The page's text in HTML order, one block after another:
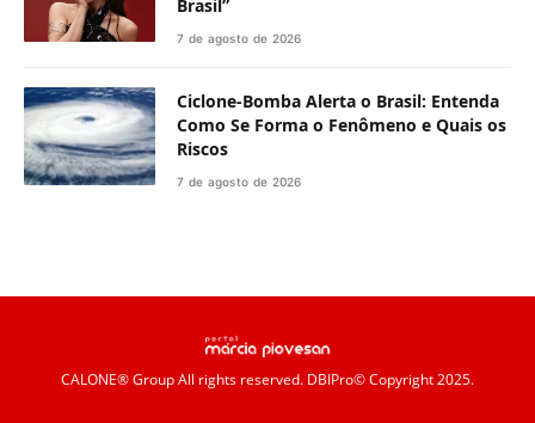
Brasil”
7 de agosto de 2026
Ciclone-Bomba Alerta o Brasil: Entenda
Como Se Forma o Fenômeno e Quais os
Riscos
7 de agosto de 2026
CALONE® GroupAll rights reserved. DBIPro© Copyright 2025.